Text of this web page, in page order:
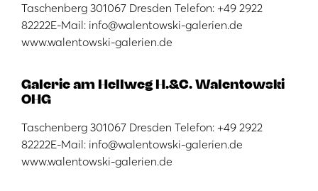
Taschenberg 301067 Dresden Telefon: +49 2922
82222E-Mail: info@walentowski-galerien.de
www.walentowski-galerien.de
Galerie am Hellweg H.&C. Walentowski
OHG
Taschenberg 301067 Dresden Telefon: +49 2922
82222E-Mail: info@walentowski-galerien.de
www.walentowski-galerien.de